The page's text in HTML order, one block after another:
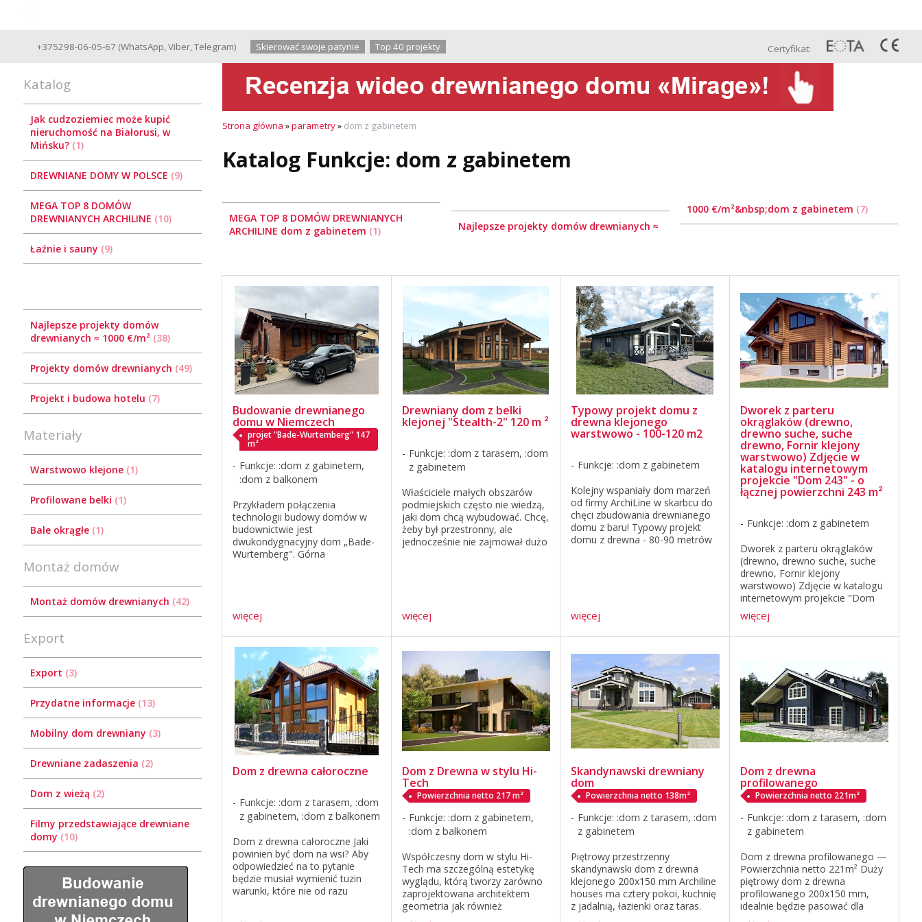
+375298-06-05-67 (WhatsApp,Viber,Telegram) Skierować swoje patynie Top 40 projekty Сertyfikat:
Katalog
Jak cudzoziemiec może kupić
nieruchomość na Białorusi, w
Mińsku? 1
DREWNIANE DOMY W POLSCE 9
MEGA TOP 8 DOMÓW
DREWNIANYCH ARCHILINE 10
Łaźnie i sauny 9
Najlepsze projekty domów
drewnianych ≈ 1000 €/m² 38
Projekty domów drewnianych 49
Projekt i budowa hotelu 7
Materiały
Warstwowo klejone 1
Profilowane belki 1
Bale okrągłe 1
Montaż domów
Montaż domów drewnianych 42
Export
Export 3
Przydatne informacje 13
Mobilny dom drewniany 3
Drewniane zadaszenia 2
Dom z wieżą 2
Filmy przedstawiające drewniane
domy 10
Strona główna »parametry» dom z gabinetem
Katalog Funkcje: dom z gabinetem
MEGA TOP 8 DOMÓW DREWNIANYCH
ARCHILINE dom z gabinetem 1 Najlepsze projekty domów drewnianych ≈
1000 €/m²&nbsp;dom z gabinetem 7
Budowanie drewnianego
domu w Niemczech
projet "Bade-Wurtemberg" 147
m²
Funkcje: :dom z gabinetem,
:dom z balkonem
Przykładem połączenia
technologii budowy domów w
budownictwie jest
dwukondygnacyjny dom „Bade-
Wurtemberg". Górna
więcej
Drewniany dom z belki
klejonej "Stealth-2" 120 m ²
Funkcje: :dom z tarasem, :dom
z gabinetem
Właściciele małych obszarów
podmiejskich często nie wiedzą,
jaki dom chcą wybudować. Chcę,
żeby był przestronny, ale
jednocześnie nie zajmował dużo
więcej
Typowy projekt domu z
drewna klejonego
warstwowo - 100-120 m2
Funkcje: :dom z gabinetem
Kolejny wspaniały dom marzeń
od firmy ArchiLine w skarbcu do
chęci zbudowania drewnianego
domu z baru! Typowy projekt
domu z drewna - 80-90 metrów
więcej
Dworek z parteru
okrąglaków (drewno,
drewno suche, suche
drewno, Fornir klejony
warstwowo) Zdjęcie w
katalogu internetowym
projekcie "Dom 243" - o
łącznej powierzchni 243 m²
Funkcje: :dom z gabinetem
Dworek z parteru okrąglaków
(drewno, drewno suche, suche
drewno, Fornir klejony
warstwowo) Zdjęcie w katalogu
internetowym projekcie "Dom
243" - o łącznej powierzchni 243
m² Dom podłóg drewnianych o
łącznej powierzchni 234.97 m²
więcej
Dom z drewna całoroczne
Funkcje: :dom z tarasem, :dom
z gabinetem, :dom z balkonem
Dom z drewna całoroczne Jaki
powinien być dom na wsi? Aby
odpowiedzieć na to pytanie
będzie musiał wymienić tuzin
warunki, które nie od razu
Dom z Drewna w stylu Hi-
Tech
Powierzchnia netto 217 m²
Funkcje: :dom z gabinetem,
:dom z balkonem
Współczesny dom w stylu Hi-
Tech ma szczególną estetykę
wyglądu, którą tworzy zarówno
zaprojektowana architektem
geometria jak również
kolorystyka i harmonia ścian i
Skandynawski drewniany
dom
Powierzchnia netto 138m²
Funkcje: :dom z tarasem, :dom
z gabinetem
Piętrowy przestrzenny
skandynawski dom z drewna
klejonego 200x150 mm Archiline
houses ma cztery pokoi, kuchnię
z jadalnią, łazienki oraz taras.
Duże panoramiczne okna dają
Dom z drewna
profilowanego
Powierzchnia netto 221m²
Funkcje: :dom z tarasem, :dom
z gabinetem
Dom z drewna profilowanego —
Powierzchnia netto 221m² Duży
piętrowy dom z drewna
profilowanego 200x150 mm,
idealnie będzie pasować dla
licznej rodziny. Powierzchnia